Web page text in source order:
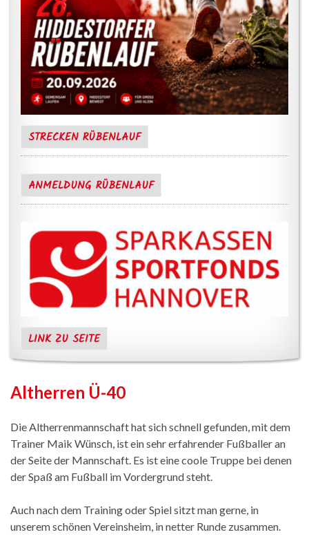
STRECKEN RÜBENLAUF
ANMELDUNG RÜBENLAUF
LINK ZU SEITE
Altherren Ü-40
Die Altherrenmannschaft hat sich schnell gefunden, mit dem
Trainer Maik Wünsch, ist ein sehr erfahrender Fußballer an
der Seite der Mannschaft. Es ist eine coole Truppe bei denen
der Spaß am Fußball im Vordergrund steht.
Auch nach dem Training oder Spiel sitzt man gerne, in
unserem schönen Vereinsheim, in netter Runde zusammen.